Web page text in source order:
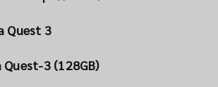
Quest 3
3 (128GB)